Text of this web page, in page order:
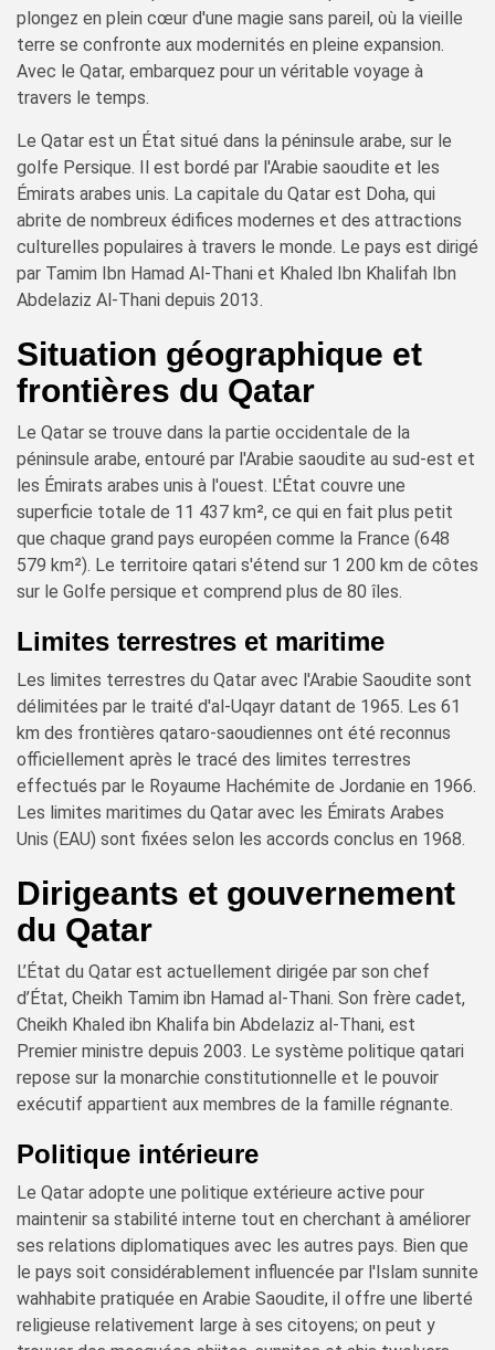
plongez en plein cœur d'une magie sans pareil, où la vieille
terre se confronte aux modernités en pleine expansion.
Avec le Qatar, embarquez pour un véritable voyage à
travers le temps.
Le Qatar est un État situé dans la péninsule arabe, sur le
golfe Persique. Il est bordé par l'Arabie saoudite et les
Émirats arabes unis. La capitale du Qatar est Doha, qui
abrite de nombreux édifices modernes et des attractions
culturelles populaires à travers le monde. Le pays est dirigé
par Tamim Ibn Hamad Al-Thani et Khaled Ibn Khalifah Ibn
Abdelaziz Al-Thani depuis 2013.
Situation géographique et
frontières du Qatar
Le Qatar se trouve dans la partie occidentale de la
péninsule arabe, entouré par l'Arabie saoudite au sud-est et
les Émirats arabes unis à l'ouest. L'État couvre une
superficie totale de 11 437 km², ce qui en fait plus petit
que chaque grand pays européen comme la France (648
579 km²). Le territoire qatari s'étend sur 1 200 km de côtes
sur le Golfe persique et comprend plus de 80 îles.
Limites terrestres et maritime
Les limites terrestres du Qatar avec l'Arabie Saoudite sont
délimitées par le traité d'al-Uqayr datant de 1965. Les 61
km des frontières qataro-saoudiennes ont été reconnus
officiellement après le tracé des limites terrestres
effectués par le Royaume Hachémite de Jordanie en 1966.
Les limites maritimes du Qatar avec les Émirats Arabes
Unis (EAU) sont fixées selon les accords conclus en 1968.
Dirigeants et gouvernement
du Qatar
L’État du Qatar est actuellement dirigée par son chef
d’État, Cheikh Tamim ibn Hamad al-Thani. Son frère cadet,
Cheikh Khaled ibn Khalifa bin Abdelaziz al-Thani, est
Premier ministre depuis 2003. Le système politique qatari
repose sur la monarchie constitutionnelle et le pouvoir
exécutif appartient aux membres de la famille régnante.
Politique intérieure
Le Qatar adopte une politique extérieure active pour
maintenir sa stabilité interne tout en cherchant à améliorer
ses relations diplomatiques avec les autres pays. Bien que
le pays soit considérablement influencée par l'Islam sunnite
wahhabite pratiquée en Arabie Saoudite, il offre une liberté
religieuse relativement large à ses citoyens; on peut y